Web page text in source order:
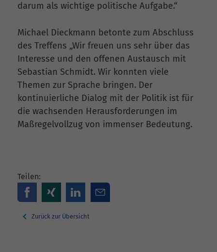
darum als wichtige politische Aufgabe.“
Michael Dieckmann betonte zum Abschluss
des Treffens „Wir freuen uns sehr über das
Interesse und den offenen Austausch mit
Sebastian Schmidt. Wir konnten viele
Themen zur Sprache bringen. Der
kontinuierliche Dialog mit der Politik ist für
die wachsenden Herausforderungen im
Maßregelvollzug von immenser Bedeutung.
Teilen:
Zurück zur Übersicht